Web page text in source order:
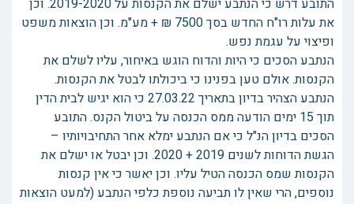
התובע דרש כי הנתבע ישלם את הקנסות על 2019-2020. וכן
את עלות רו"ח החדש בסך 7500 ₪ + מע"מ. וכן הוצאות משפט
ופיצוי על עגמת נפש.
הנתבע הסכים כי היות והדוח הוגש באיחור, עליו לשלם את
הקנסות. אולם טען בפנינו כי ביכולתו לבטל את הקנסות.
הנתבע הצהיר בדיון בתאריך 27.03.22 כי הוא יגיש לבית הדין
תוך 15 ימים הודעה ממס הכנסה על ביטול הקנס. התובע
הסכים בדיון הנ"ל כי אם הנתבע ימלא אחר התחיבויותיו –
הגשת הדוחות לשנים 2019 + 2020. וכן יבטל או ישלם את
הקנסות שמס הכנסה הטיל עליו. וכן יאשר כי אין קנסות
נוספים, הרי שאין לו תביעה נוספת כלפי הנתבע (למעט הוצאות